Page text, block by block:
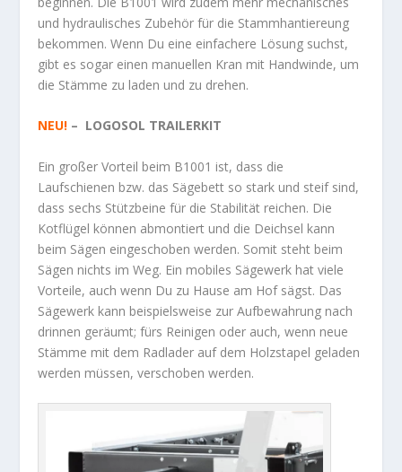
und hydraulisches Zubehör für die Stammhantiereung
bekommen. Wenn Du eine einfachere Lösung suchst,
gibt es sogar einen manuellen Kran mit Handwinde, um
die Stämme zu laden und zu drehen.
NEU! – LOGOSOL TRAILERKIT
Ein großer Vorteil beim B1001 ist, dass die
Laufschienen bzw. das Sägebett so stark und steif sind,
dass sechs Stützbeine für die Stabilität reichen. Die
Kotflügel können abmontiert und die Deichsel kann
beim Sägen eingeschoben werden. Somit steht beim
Sägen nichts im Weg. Ein mobiles Sägewerk hat viele
Vorteile, auch wenn Du zu Hause am Hof sägst. Das
Sägewerk kann beispielsweise zur Aufbewahrung nach
drinnen geräumt; fürs Reinigen oder auch, wenn neue
Stämme mit dem Radlader auf dem Holzstapel geladen
werden müssen, verschoben werden.